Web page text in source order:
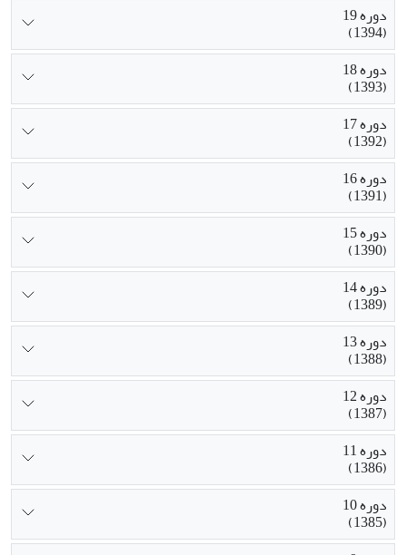
دوره 19
(1394)
دوره 18
(1393)
دوره 17
(1392)
دوره 16
(1391)
دوره 15
(1390)
دوره 14
(1389)
دوره 13
(1388)
دوره 12
(1387)
دوره 11
(1386)
دوره 10
(1385)